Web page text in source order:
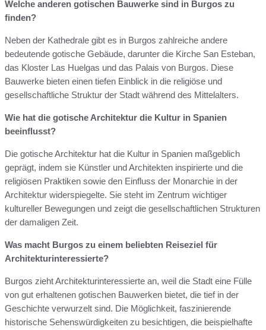
Welche anderen gotischen Bauwerke sind in Burgos zu
finden?
Neben der Kathedrale gibt es in Burgos zahlreiche andere
bedeutende gotische Gebäude, darunter die Kirche San Esteban,
das Kloster Las Huelgas und das Palais von Burgos. Diese
Bauwerke bieten einen tiefen Einblick in die religiöse und
gesellschaftliche Struktur der Stadt während des Mittelalters.
Wie hat die gotische Architektur die Kultur in Spanien
beeinflusst?
Die gotische Architektur hat die Kultur in Spanien maßgeblich
geprägt, indem sie Künstler und Architekten inspirierte und die
religiösen Praktiken sowie den Einfluss der Monarchie in der
Architektur widerspiegelte. Sie steht im Zentrum wichtiger
kultureller Bewegungen und zeigt die gesellschaftlichen Strukturen
der damaligen Zeit.
Was macht Burgos zu einem beliebten Reiseziel für
Architekturinteressierte?
Burgos zieht Architekturinteressierte an, weil die Stadt eine Fülle
von gut erhaltenen gotischen Bauwerken bietet, die tief in der
Geschichte verwurzelt sind. Die Möglichkeit, faszinierende
historische Sehenswürdigkeiten zu besichtigen, die beispielhafte